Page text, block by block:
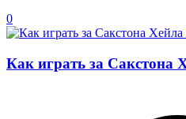
0
Как играть за Сакстона